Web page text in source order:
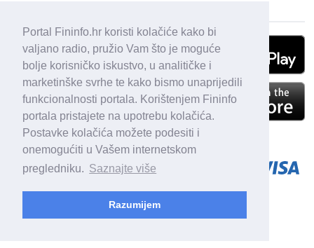
Portal Fininfo.hr koristi kolačiće kako bi
valjano radio, pružio Vam što je moguće
bolje korisničko iskustvo, u analitičke i
marketinške svrhe te kako bismo unaprijedili
funkcionalnosti portala. Korištenjem Fininfo
portala pristajete na upotrebu kolačića.
Postavke kolačića možete podesiti i
onemogućiti u Vašem internetskom
pregledniku. Saznajte više
Razumijem